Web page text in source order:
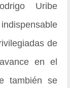
Uribe
de
en el
también se